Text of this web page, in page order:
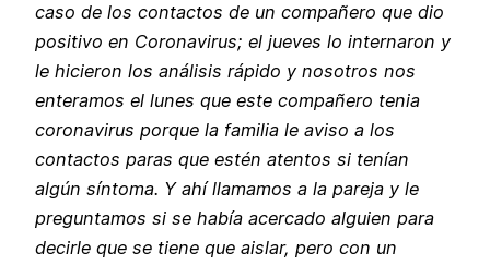
caso de los contactos de un compañero que dio
positivo en Coronavirus; el jueves lo internaron y
le hicieron los análisis rápido y nosotros nos
enteramos el lunes que este compañero tenia
coronavirus porque la familia le aviso a los
contactos paras que estén atentos si tenían
algún síntoma. Y ahí llamamos a la pareja y le
preguntamos si se había acercado alguien para
decirle que se tiene que aislar, pero con un